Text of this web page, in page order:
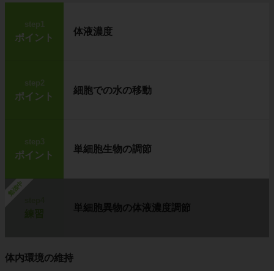
step1
ポイント
体液濃度
step2
ポイント
細胞での水の移動
step3
ポイント
単細胞生物の調節
勉強中
単細胞異物の体液濃度調節
体内環境の維持